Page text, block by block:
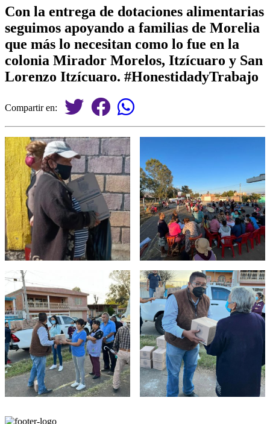
Con la entrega de dotaciones alimentarias
seguimos apoyando a familias de Morelia
que más lo necesitan como lo fue en la
colonia Mirador Morelos, Itzícuaro y San
Lorenzo Itzícuaro. #HonestidadyTrabajo
Compartir en: